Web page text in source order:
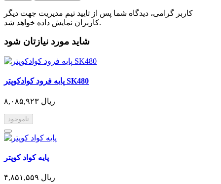
کاربر گرامی، دیدگاه شما پس از تایید تیم مدیریت جهت دیگر
کاربران نمایش داده خواهد شد.
شاید مورد نیازتان شود
پایه فرود کوادکوپتر SK480
۸,۰۸۵,۹۲۳ ریال
ناموجود
پایه کواد کوپتر
۴,۸۵۱,۵۵۹ ریال